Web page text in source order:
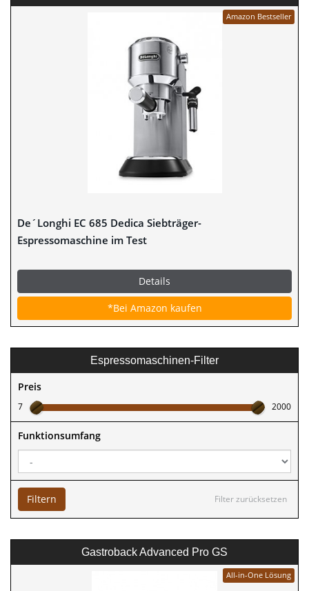
Amazon Bestseller
De´Longhi EC 685 Dedica Siebträger-
Espressomaschine im Test
Details
*Bei Amazon kaufen
Espressomaschinen-Filter
Preis
7 2000
Funktionsumfang
Filter zurücksetzen
Filtern
Gastroback Advanced Pro GS
All-in-One Lösung